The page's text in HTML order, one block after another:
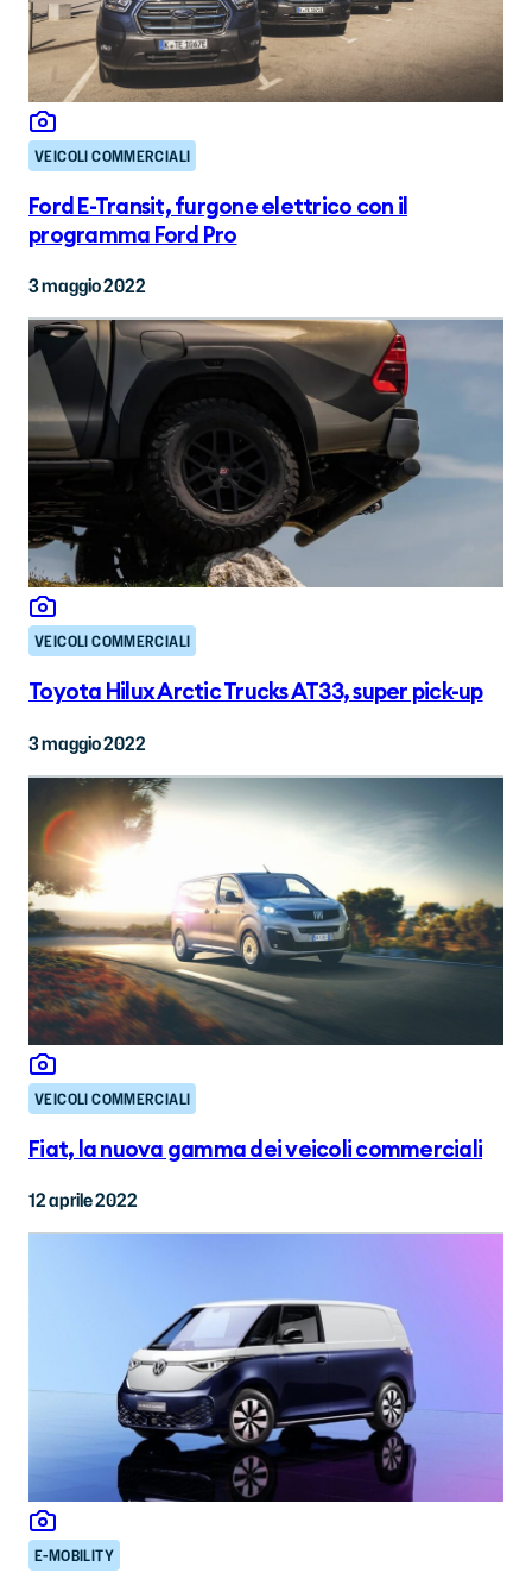
VEICOLI COMMERCIALI
Ford E-Transit, furgone elettrico con il
programma Ford Pro
3 maggio 2022
VEICOLI COMMERCIALI
Toyota Hilux Arctic Trucks AT33, super pick-up
3 maggio 2022
VEICOLI COMMERCIALI
Fiat, la nuova gamma dei veicoli commerciali
12 aprile 2022
E-MOBILITY